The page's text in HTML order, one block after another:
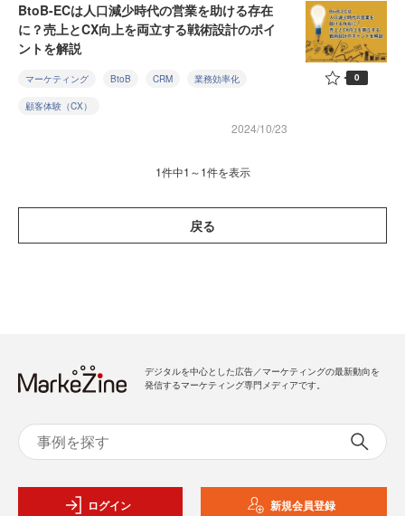
BtoB-ECは人口減少時代の営業を助ける存在
に？売上とCX向上を両立する戦術設計のポイ
ントを解説
マーケティング BtoB CRM 業務効率化
顧客体験（CX）
2024/10/23
0
1件中1～1件を表示
戻る
デジタルを中心とした広告／マーケティングの最新動向を
発信するマーケティング専門メディアです。
ログイン 新規会員登録